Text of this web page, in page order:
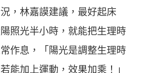
，林嘉謨建議，最好起床
照光半小時，就能把生理時
作息，「陽光是調整生理時
能加上運動，效果加乘！」